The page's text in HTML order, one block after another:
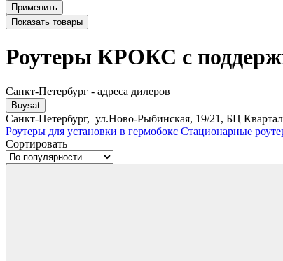
Применить
Показать товары
Роутеры КРОКС с
Санкт-Петербург - адреса дилеров
Buysat
Санкт-Петербург, ул.Ново-Рыбинская, 19/21, БЦ
Роутеры для установки в гермобокс Стационарные
Сортировать